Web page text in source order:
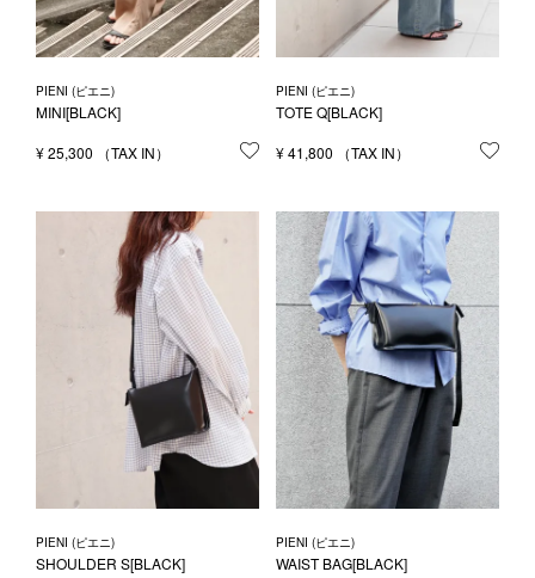
PIENI (ピエニ)
MINI[BLACK]
¥25,300 お気に入りに登録する
PIENI (ピエニ)
TOTE Q[BLACK]
¥41,800
PIENI (ピエニ)
SHOULDER S[BLACK]
PIENI (ピエニ)
WAIST BAG[BLACK]